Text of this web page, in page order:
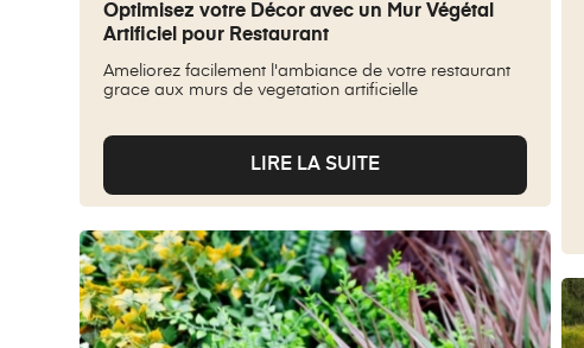
Optimisez votre Décor avec un Mur Végétal
Artificiel pour Restaurant
Ameliorez facilement l'ambiance de votre restaurant
grace aux murs de vegetation artificielle
LIRE LA SUITE